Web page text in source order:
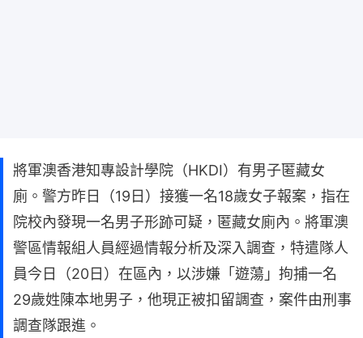
將軍澳香港知專設計學院（HKDI）有男子匿藏女
廁。警方昨日（19日）接獲一名18歲女子報案，指在
院校內發現一名男子形跡可疑，匿藏女廁內。將軍澳
警區情報組人員經過情報分析及深入調查，特遣隊人
員今日（20日）在區內，以涉嫌「遊蕩」拘捕一名
29歲姓陳本地男子，他現正被扣留調查，案件由刑事
調查隊跟進。